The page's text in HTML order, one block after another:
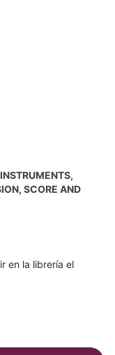
SCORE AND
en la librería el